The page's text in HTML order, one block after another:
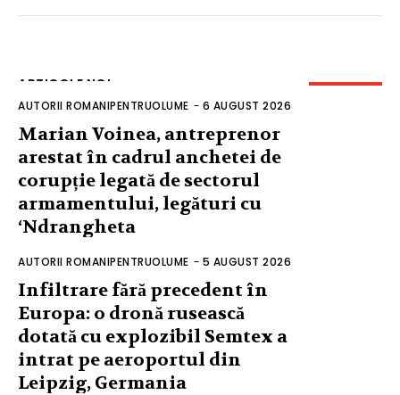
ARTICOLE NOI
AUTORII ROMANIPENTRUOLUME - 6 AUGUST 2026
Marian Voinea, antreprenor
arestat în cadrul anchetei de
corupție legată de sectorul
armamentului, legături cu
‘Ndrangheta
AUTORII ROMANIPENTRUOLUME - 5 AUGUST 2026
Infiltrare fără precedent în
Europa: o dronă rusească
dotată cu explozibil Semtex a
intrat pe aeroportul din
Leipzig, Germania